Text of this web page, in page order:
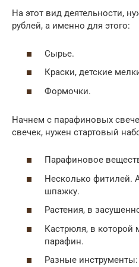
На этот вид деятельности,
рублей, а именно для этого:
Сырье.
Краски, детские
Формочки.
Начнем с парафиновых
свечек, нужен стартовый
Парафиновое
Несколько фитилей.
шпажку.
Растения, в
Кастрюля, в которой
парафин.
Разные